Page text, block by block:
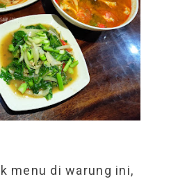
menu di warung ini,